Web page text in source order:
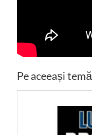
Pe aceeași